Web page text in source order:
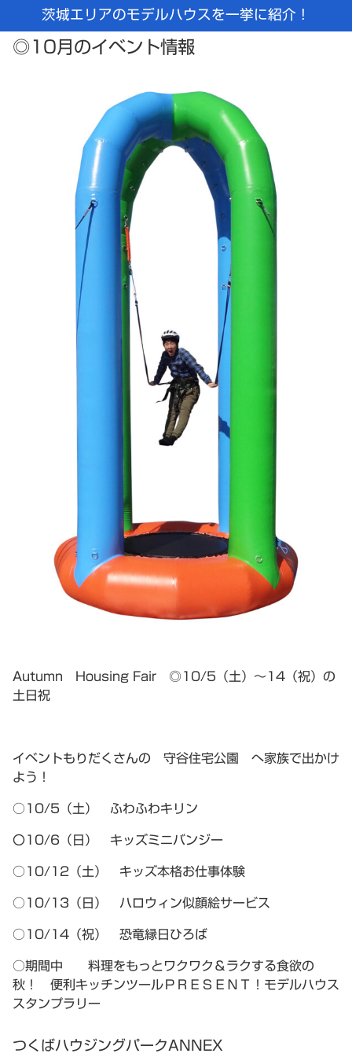
茨城エリアのモデルハウスを一挙に紹介！
◎10月のイベント情報
Autumn Housing Fair ◎10/5（土）～14（祝）の
土日祝
イベントもりだくさんの 守谷住宅公園 へ家族で出かけ
よう！
○10/5（土） ふわふわキリン
〇10/6（日） キッズミニバンジー
○10/12（土） キッズ本格お仕事体験
○10/13（日） ハロウィン似顔絵サービス
○10/14（祝） 恐竜縁日ひろば
○期間中 料理をもっとワクワク＆ラクする食欲の
秋！ 便利キッチンツールＰＲＥＳＥＮＴ！モデルハウス
スタンプラリー
つくばハウジングパークANNEX